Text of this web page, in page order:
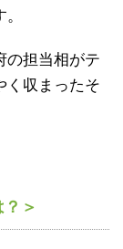
の担当相がテ
く収まったそ
＞